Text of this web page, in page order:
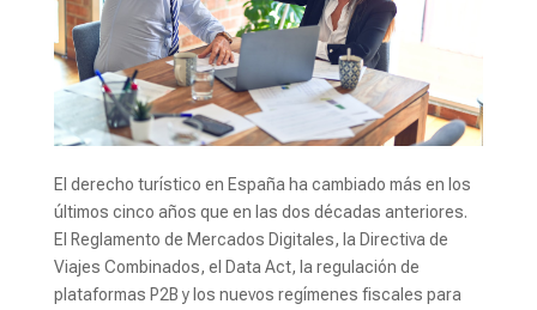
El derecho turístico en España ha cambiado más en los
últimos cinco años que en las dos décadas anteriores.
El Reglamento de Mercados Digitales, la Directiva de
Viajes Combinados, el Data Act, la regulación de
plataformas P2B y los nuevos regímenes fiscales para